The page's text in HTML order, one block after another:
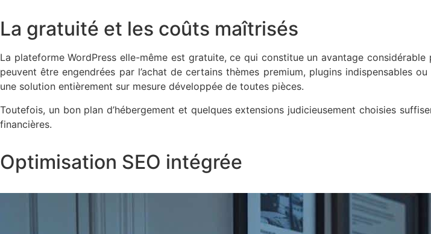
La gratuité et les coûts maîtrisés
La plateforme WordPress elle-même est gratuite, ce qui constitue un avantage
peuvent être engendrées par l’achat de certains thèmes premium, plugins indispensables
une solution entièrement sur mesure développée de toutes pièces.
Toutefois, un bon plan d’hébergement et quelques extensions judicieusement choisies
financières.
Optimisation SEO intégrée